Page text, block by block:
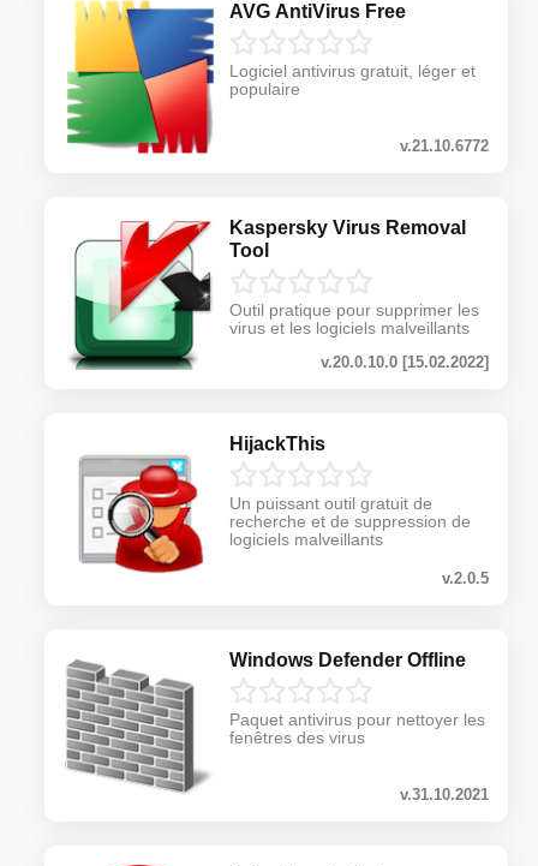
AVG AntiVirus Free
Logiciel antivirus gratuit, léger et
populaire
v.21.10.6772
Kaspersky Virus Removal
Tool
Outil pratique pour supprimer les
virus et les logiciels malveillants
v.20.0.10.0 [15.02.2022]
HijackThis
Un puissant outil gratuit de
recherche et de suppression de
logiciels malveillants
v.2.0.5
Windows Defender Offline
Paquet antivirus pour nettoyer les
fenêtres des virus
v.31.10.2021